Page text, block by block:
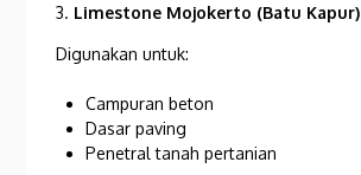
3. Limestone Mojokerto (Batu Kapur)
Digunakan untuk:
Campuran beton
Dasar paving
Penetral tanah pertanian